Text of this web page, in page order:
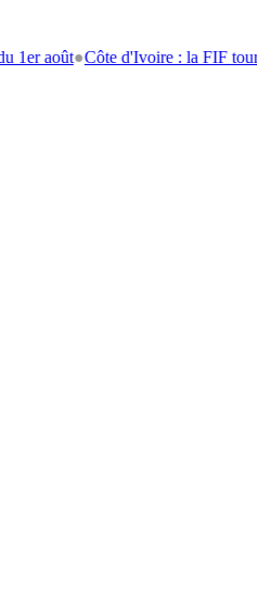
Côte d'Ivoire : la FIF tourne la page